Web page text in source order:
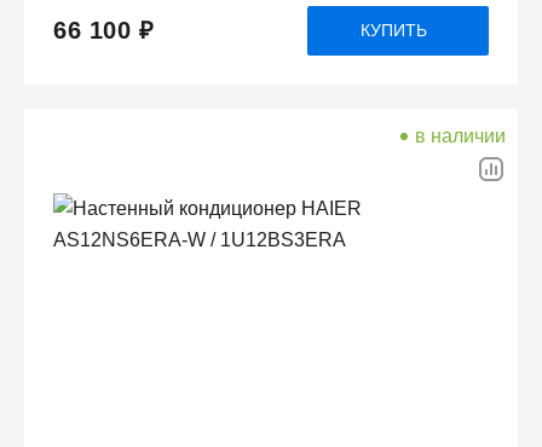
66 100 ₽ КУПИТЬ
в наличии